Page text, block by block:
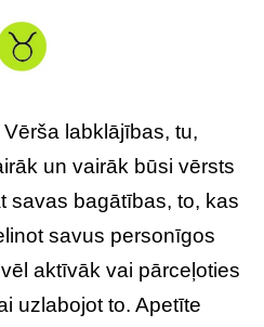
labklājības, tu,
un vairāk būsi vērsts
savas bagātības, to, kas
savus personīgos
aktīvāk vai pārceļoties
uzlabojot to. Apetīte